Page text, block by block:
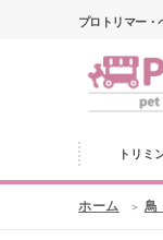
プロトリマー・
トリミ
ホーム 鳥